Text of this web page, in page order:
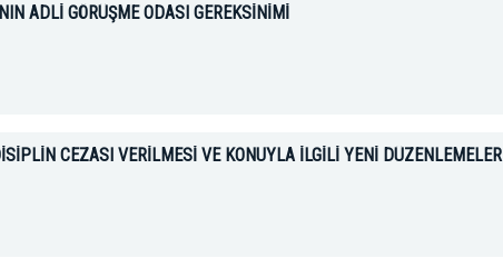
ADLİ GÖRÜŞME ODASI GEREKSİNİMİ
CEZASI VERİLMESİ VE KONUYLA İLGİLİ YENİ DÜZENLEMELER